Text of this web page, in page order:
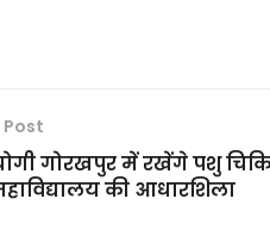
Post
गोरखपुर में रखेंगे पशु
की आधारशिला